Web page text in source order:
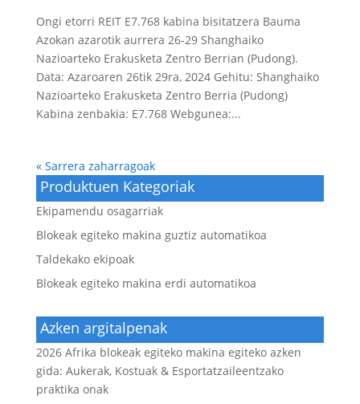
Ongi etorri REIT E7.768 kabina bisitatzera Bauma
Azokan azarotik aurrera 26-29 Shanghaiko
Nazioarteko Erakusketa Zentro Berrian (Pudong).
Data: Azaroaren 26tik 29ra, 2024 Gehitu: Shanghaiko
Nazioarteko Erakusketa Zentro Berria (Pudong)
Kabina zenbakia: E7.768 Webgunea:...
« Sarrera zaharragoak
Produktuen Kategoriak
Ekipamendu osagarriak
Blokeak egiteko makina guztiz automatikoa
Taldekako ekipoak
Blokeak egiteko makina erdi automatikoa
Azken argitalpenak
2026 Afrika blokeak egiteko makina egiteko azken
gida: Aukerak, Kostuak & Esportatzaileentzako
praktika onak